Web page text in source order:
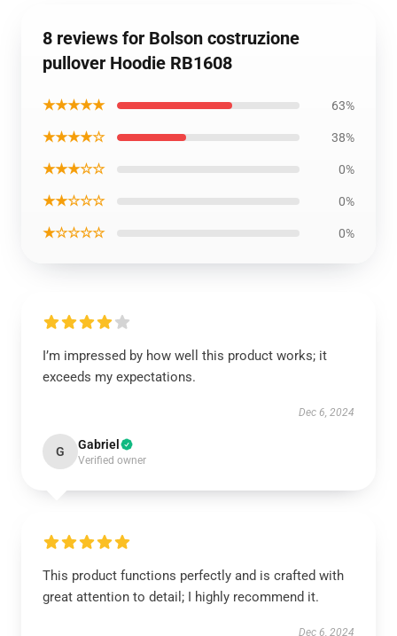
8 reviews for Bolson costruzione
pullover Hoodie RB1608
★★★★★ 63%
★★★★☆ 38%
★★★☆☆ 0%
★★☆☆☆ 0%
★☆☆☆☆ 0%
I’m impressed by how well this product works; it
exceeds my expectations.
Dec 6, 2024
G Gabriel
Verified owner
This product functions perfectly and is crafted with
great attention to detail; I highly recommend it.
Dec 6, 2024